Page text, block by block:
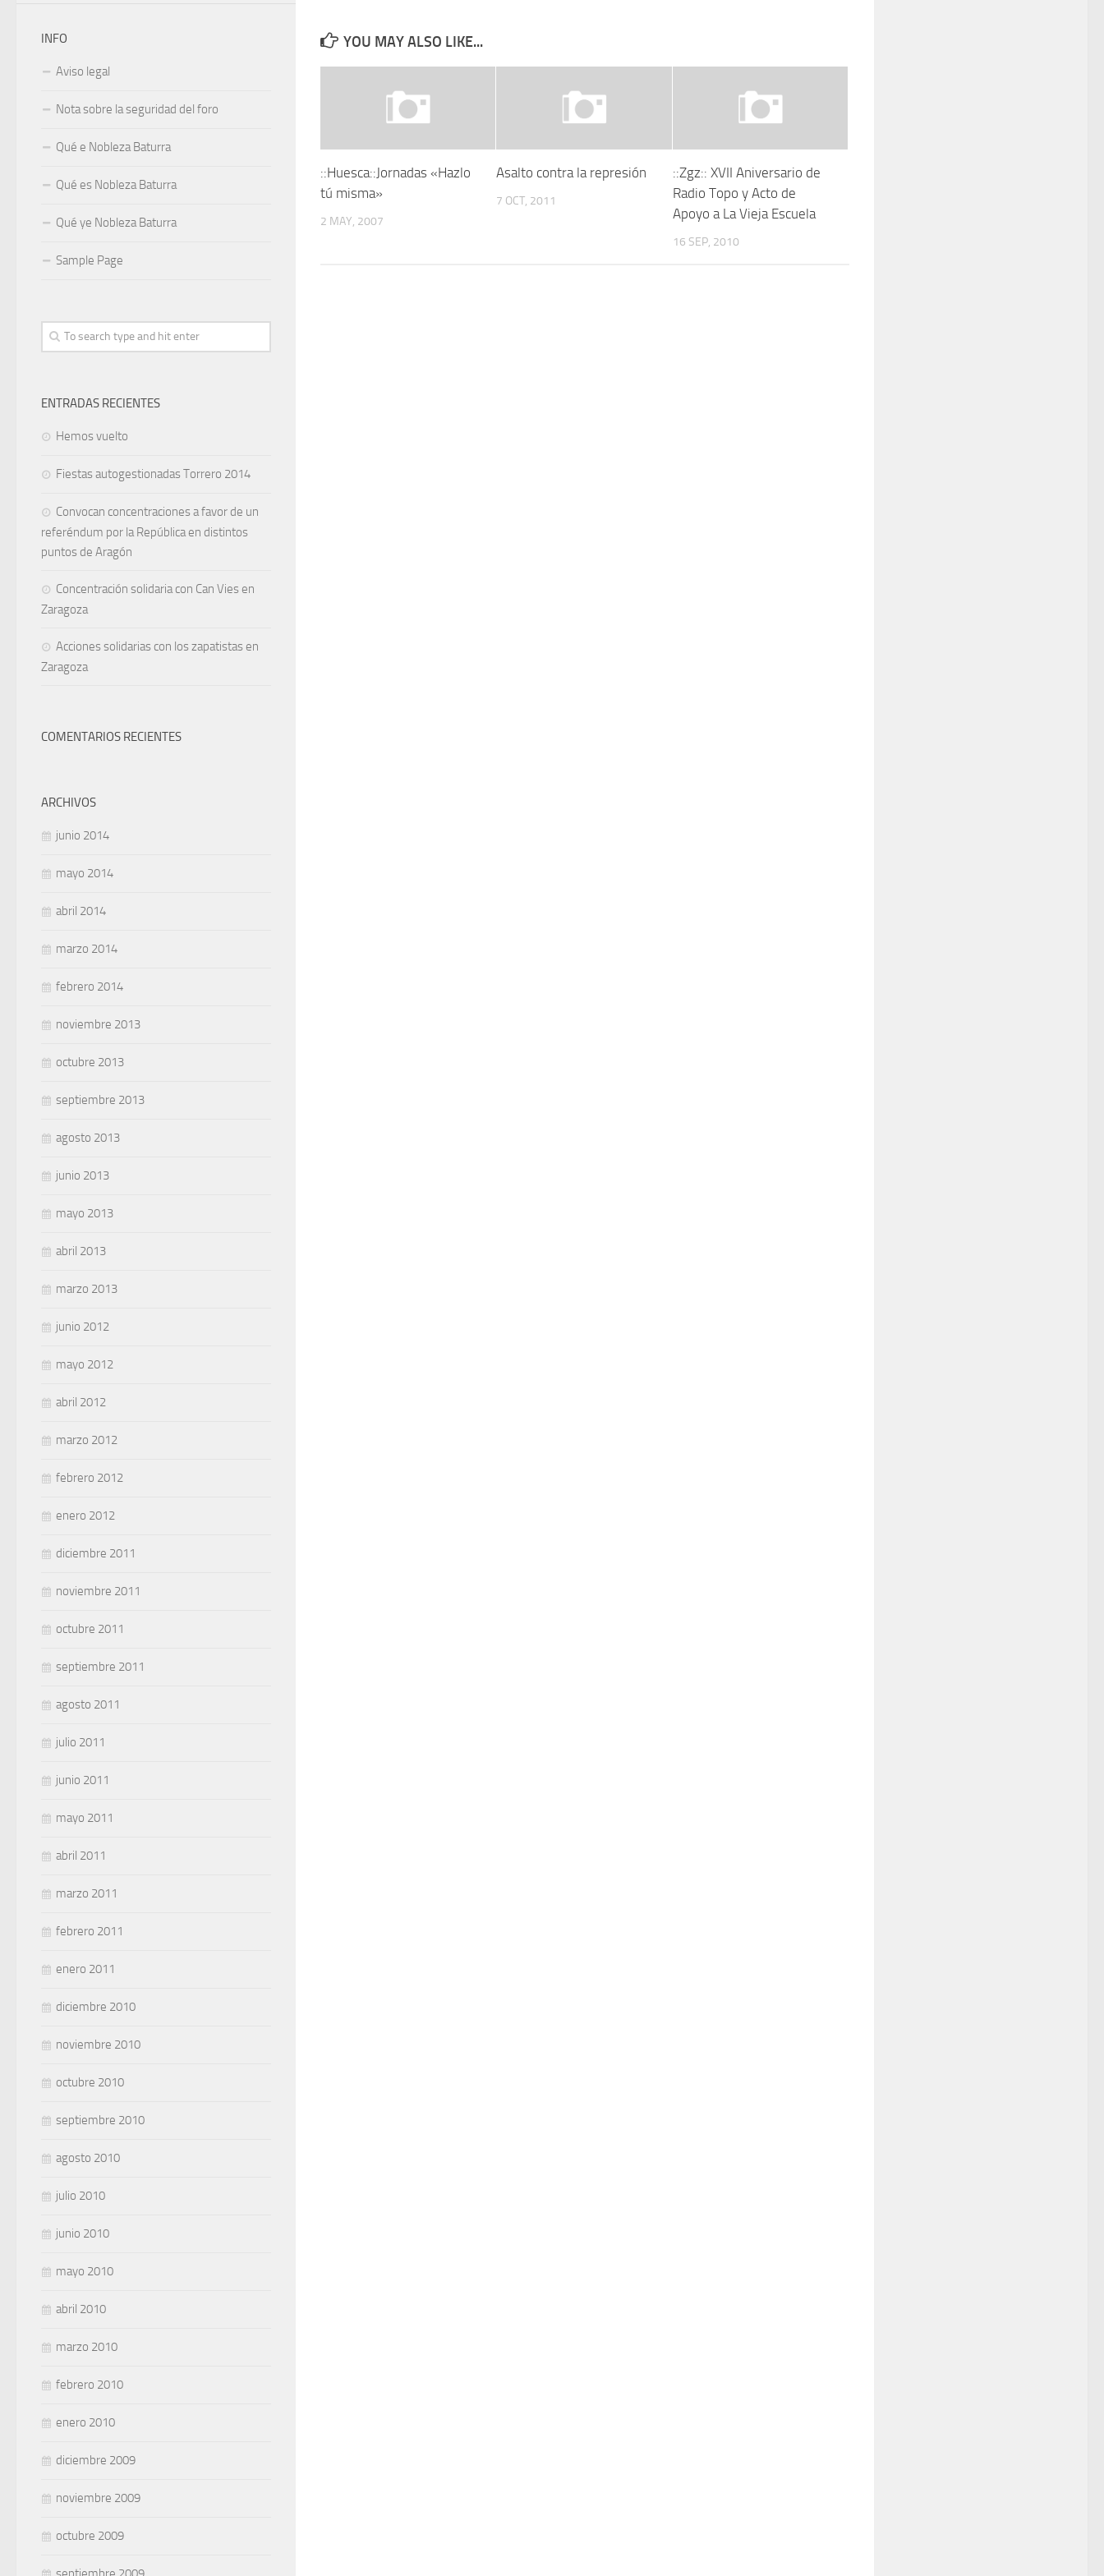
YOU MAY ALSO LIKE...
::Huesca::Jornadas «Hazlo
tú misma»
2 MAY, 2007
Asalto contra la represión
7 OCT, 2011
::Zgz:: XVII Aniversario de
Radio Topo y Acto de
Apoyo a La Vieja Escuela
16 SEP, 2010
INFO
Aviso legal
Nota sobre la seguridad del foro
Qué e Nobleza Baturra
Qué es Nobleza Baturra
Qué ye Nobleza Baturra
Sample Page
ENTRADAS RECIENTES
Hemos vuelto
Fiestas autogestionadas Torrero 2014
Convocan concentraciones a favor de un
referéndum por la República en distintos
puntos de Aragón
Concentración solidaria con Can Vies en
Zaragoza
Acciones solidarias con los zapatistas en
Zaragoza
COMENTARIOS RECIENTES
ARCHIVOS
junio 2014
mayo 2014
abril 2014
marzo 2014
febrero 2014
noviembre 2013
octubre 2013
septiembre 2013
agosto 2013
junio 2013
mayo 2013
abril 2013
marzo 2013
junio 2012
mayo 2012
abril 2012
marzo 2012
febrero 2012
enero 2012
diciembre 2011
noviembre 2011
octubre 2011
septiembre 2011
agosto 2011
julio 2011
junio 2011
mayo 2011
abril 2011
marzo 2011
febrero 2011
enero 2011
diciembre 2010
noviembre 2010
octubre 2010
septiembre 2010
agosto 2010
julio 2010
junio 2010
mayo 2010
abril 2010
marzo 2010
febrero 2010
enero 2010
diciembre 2009
noviembre 2009
octubre 2009